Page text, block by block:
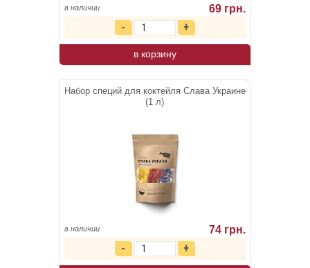
в наличии 69 грн.
в корзину
Набор специй для коктейля Слава Украине
(1 л)
в наличии 74 грн.